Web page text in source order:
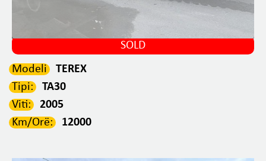
SOLD
Modeli
TEREX
Tipi:
TA30
Viti:
2005
Km/Orë:
12000